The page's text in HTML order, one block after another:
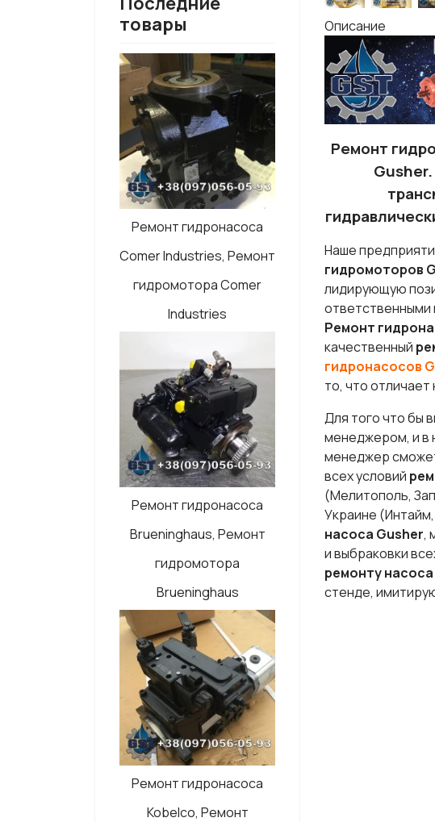
товары
Ремонт гидронасоса
Comer Industries, Ремонт
гидромотора Comer
Industries
Ремонт гидронасоса
Brueninghaus, Ремонт
гидромотора
Brueninghaus
Ремонт гидронасоса
Kobelco, Ремонт
Описание
Ремонт
Наше
гидромоторов
лидирующую
ответственными
Ремонт
качественный
гидронасосов
то, что
Для того что бы
менеджером, и в
менеджер
всех условий
(Мелитополь,
Украине
насоса Gusher,
и выбраковки
ремонту насоса
стенде,